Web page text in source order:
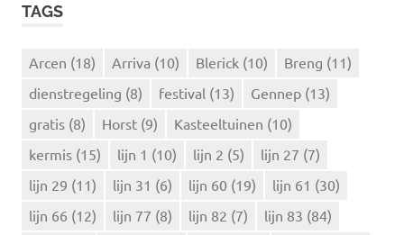
e
TAGS
Arcen (18) Arriva (10) Blerick (10) Breng (11)
dienstregeling (8) festival (13) Gennep (13)
gratis (8) Horst (9) Kasteeltuinen (10)
kermis (15) lijn 1 (10) lijn 2 (5) lijn 27 (7)
lijn 29 (11) lijn 31 (6) lijn 60 (19) lijn 61 (30)
lijn 66 (12) lijn 77 (8) lijn 82 (7) lijn 83 (84)